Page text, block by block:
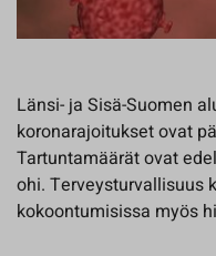
Länsi- ja Sisä-Suomen
koronarajoitukset ovat
Tartuntamäärät ovat
ohi. Terveysturvallisuus
kokoontumisissa myös